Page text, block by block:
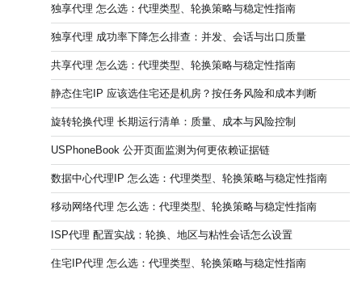
独享代理 怎么选：代理类型、轮换策略与稳定性指南
独享代理 成功率下降怎么排查：并发、会话与出口质量
共享代理 怎么选：代理类型、轮换策略与稳定性指南
静态住宅IP 应该选住宅还是机房？按任务风险和成本判断
旋转轮换代理 长期运行清单：质量、成本与风险控制
USPhoneBook 公开页面监测为何更依赖证据链
数据中心代理IP 怎么选：代理类型、轮换策略与稳定性指南
移动网络代理 怎么选：代理类型、轮换策略与稳定性指南
ISP代理 配置实战：轮换、地区与粘性会话怎么设置
住宅IP代理 怎么选：代理类型、轮换策略与稳定性指南